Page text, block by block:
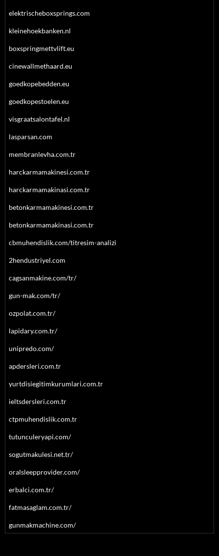
elektrischeboxsprings.com
kleinehoekbanken.nl
boxspringmettvlift.eu
cinewallmethaard.eu
goedkopebedden.eu
goedkopestoelen.eu
visgraatsalontafel.nl
lasparsan.com
membranlevha.com.tr
harckarmamakinesi.com.tr
harckarmamakinasi.com.tr
betonkarmamakinesi.com.tr
betonkarmamakinasi.com.tr
cbmuhendislik.com/titresim-analizi
2hendustriyel.com
cagsanmakine.com/tr/
gun-mak.com/tr/
ozpolat.com.tr/
lapidary.com.tr/
unipredo.com/
apdersleri.com.tr
yurtdisiegitimkurumlari.com.tr
ieltsdersleri.com.tr
ctpmuhendislik.com.tr
tutunculeryapi.com/
sogutmakulesi.net.tr/
oralsleepprovider.com/
erbalci.com.tr/
fatmasaglam.com.tr/
gunmakmachine.com/